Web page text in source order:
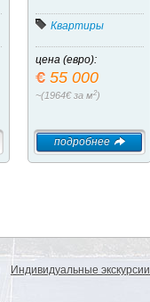
Квартиры
цена (евро):
55 000
~(1964€ за м2)
подробнее
Индивидуальные экскурсии